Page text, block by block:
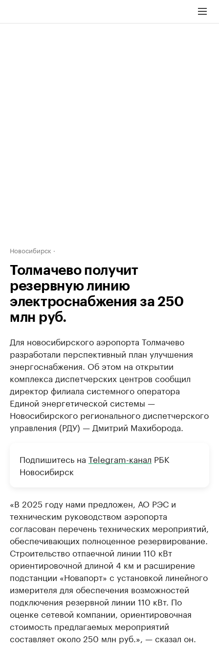
Новосибирск
Толмачево получит
резервную линию
электроснабжения за 250
млн руб.
Для новосибирского аэропорта Толмачево
разработали перспективный план улучшения
энергоснабжения. Об этом на открытии
комплекса диспетчерских центров сообщил
директор филиала системного оператора
Единой энергетической системы —
Новосибирского регионального диспетчерского
управления (РДУ) — Дмитрий Махиборода.
Подпишитесь на Telegram-канал РБК
Новосибирск
«В 2025 году нами предложен, АО РЭС и
техническим руководством аэропорта
согласован перечень технических мероприятий,
обеспечивающих полноценное резервирование.
Строительство отпаечной линии 110 кВт
ориентировочной длиной 4 км и расширение
подстанции «Новапорт» с установкой линейного
измерителя для обеспечения возможностей
подключения резервной линии 110 кВт. По
оценке сетевой компании, ориентировочная
стоимость предлагаемых мероприятий
составляет около 250 млн руб.», — сказал он.